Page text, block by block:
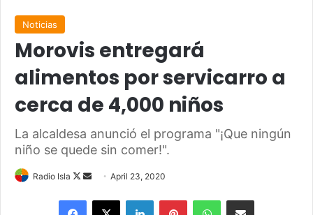
Noticias
Morovis entregará
alimentos por servicarro a
cerca de 4,000 niños
La alcaldesa anunció el programa "¡Que ningún
niño se quede sin comer!".
Radio Isla
Follow
Send
email
April 23, 2020
Facebook
X LinkedInPinterestWhatsAppShare via Email